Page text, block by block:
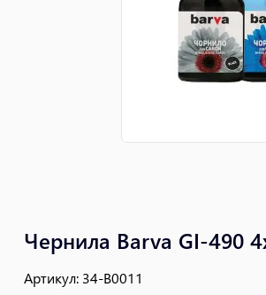
Чернила Barva GI-490
Артикул: 34-B0011